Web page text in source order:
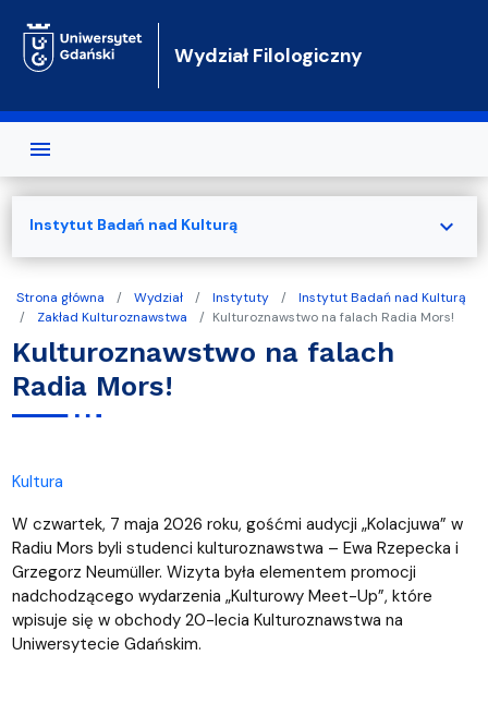
Wydział Filologiczny
Strona główna Wydział Instytuty
Instytut Badań nad Kulturą
Zakład Kulturoznawstwa
Kulturoznawstwo na falach Radia Mors!
Kulturoznawstwo na falach
Radia Mors!
Kultura
W czwartek, 7 maja 2026 roku, gośćmi audycji „Kolacjuwa” w
Radiu Mors byli studenci kulturoznawstwa – Ewa Rzepecka i
Grzegorz Neumüller. Wizyta była elementem promocji
nadchodzącego wydarzenia „Kulturowy Meet-Up”, które
wpisuje się w obchody 20-lecia Kulturoznawstwa na
Uniwersytecie Gdańskim.
Instytut Badań nad Kulturą expand_more